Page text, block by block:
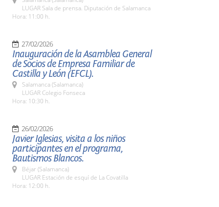
LUGAR Sala de prensa. Diputación de Salamanca
Hora: 11:00 h.
27/02/2026
Inauguración de la Asamblea General
de Socios de Empresa Familiar de
Castilla y León (EFCL).
Salamanca (Salamanca)
LUGAR Colegio Fonseca
Hora: 10:30 h.
26/02/2026
Javier Iglesias, visita a los niños
participantes en el programa,
Bautismos Blancos.
Béjar (Salamanca)
LUGAR Estación de esquí de La Covatilla
Hora: 12:00 h.